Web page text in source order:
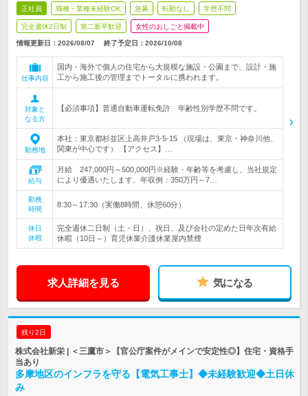
正社員 職種・業種未経験OK 急募 転勤なし 学歴不問
完全週休2日制 第二新卒歓迎 女性のおしごと掲載中
情報更新日：2026/08/07 終了予定日： 2026/10/08
仕事内容
国内・海外で個人の住宅から大規模な施設・公園まで、設計・施
工から施工後の管理までトータルに携われます。
対象と
なる方
【必須事項】普通自動車運転免許 年齢性別学歴不問です。
勤務地
本社：東京都杉並区上高井戸3-5-15 （現場は、東京・神奈川他、
関東が中心です） 【アクセス】…
給与
月給 247,000円～500,000円※経験・年齢等を考慮し、当社規定
により優遇いたします。年収例：350万円～7…
勤務
時間
8:30～17:30（実働8時間、休憩60分）
休日
休暇
完全週休二日制（土・日）、祝日、及び会社の定めた日年次有給
休暇（10日～）育児休業介護休業屋内禁煙
求人詳細を見る 気になる
残り2日
株式会社新栄 | ＜三鷹市＞【官公庁案件がメインで安定性◎】住宅・資格手
当あり
多摩地区のインフラを守る【電気工事士】◆未経験歓迎◆土日休
み